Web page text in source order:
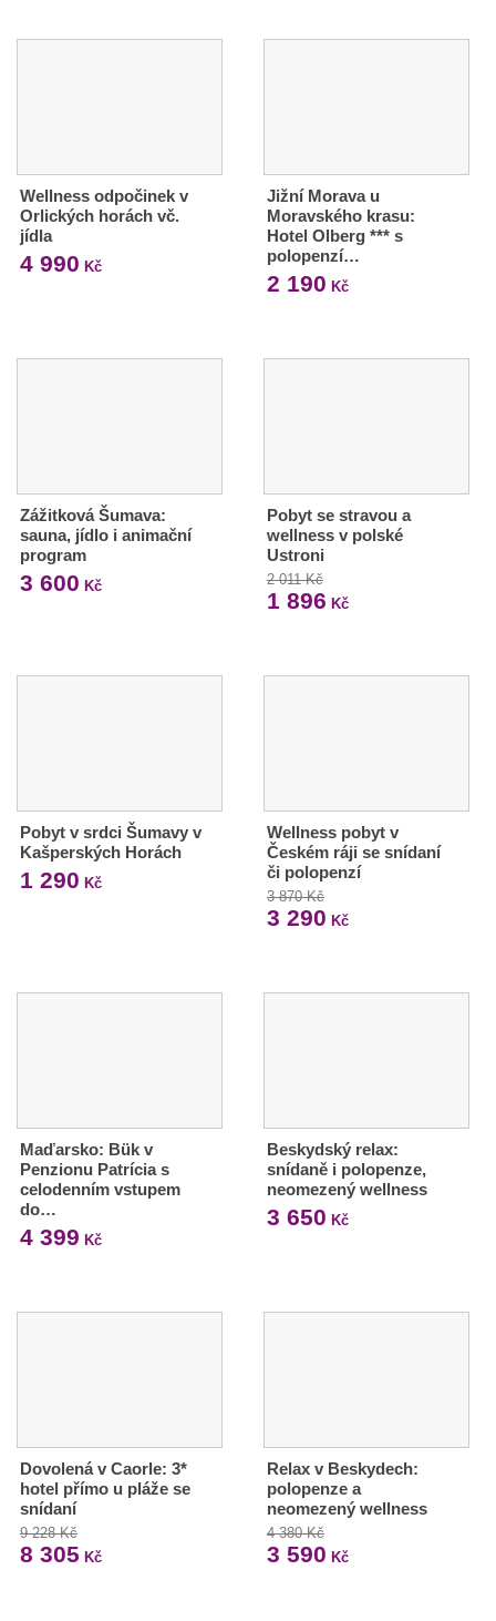
Wellness odpočinek v
Orlických horách vč.
jídla
4 990 Kč
Jižní Morava u
Moravského krasu:
Hotel Olberg *** s
polopenzí…
2 190 Kč
Zážitková Šumava:
sauna, jídlo i animační
program
3 600 Kč
Pobyt se stravou a
wellness v polské
Ustroni
2 011 Kč
1 896 Kč
Pobyt v srdci Šumavy v
Kašperských Horách
1 290 Kč
Wellness pobyt v
Českém ráji se snídaní
či polopenzí
3 870 Kč
3 290 Kč
Maďarsko: Bük v
Penzionu Patrícia s
celodenním vstupem
do…
4 399 Kč
Beskydský relax:
snídaně i polopenze,
neomezený wellness
3 650 Kč
Dovolená v Caorle: 3*
hotel přímo u pláže se
snídaní
9 228 Kč
8 305 Kč
Relax v Beskydech:
polopenze a
neomezený wellness
4 380 Kč
3 590 Kč